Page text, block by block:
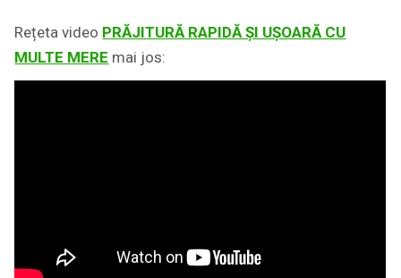
Rețeta video PRĂJITURĂ RAPIDĂ ȘI UȘOARĂ CU
MULTE MERE mai jos: